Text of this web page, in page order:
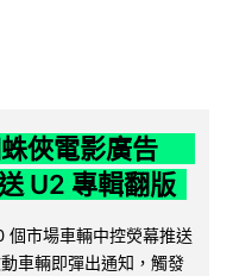
俠電影廣告
U2 專輯翻版
個市場車輛中控熒幕推送
車輛即彈出通知，觸發